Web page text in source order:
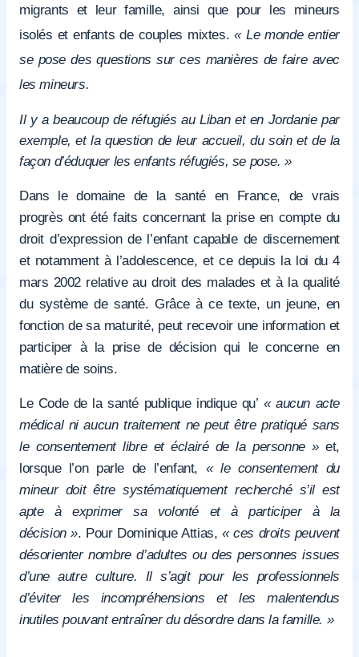
migrants et leur famille, ainsi que pour les mineurs
isolés et enfants de couples mixtes.« Le monde entier
se pose des questions sur ces manières de faire avec
les mineurs.
Il y a beaucoup de réfugiés au Liban et en Jordanie par
exemple, et la question de leur accueil, du soin et de la
façon d’éduquer les enfants réfugiés, se pose. »
Dans le domaine de la santé en France, de vrais
progrès ont été faits concernant la prise en compte du
droit d’expression de l’enfant capable de discernement
et notamment à l’adolescence, et ce depuis la loi du 4
mars 2002 relative au droit des malades et à la qualité
du système de santé. Grâce à ce texte, un jeune, en
fonction de sa maturité, peut recevoir une information et
participer à la prise de décision qui le concerne en
matière de soins.
Le Code de la santé publique indique qu’ « aucun acte
médical ni aucun traitement ne peut être pratiqué sans
le consentement libre et éclairé de la personne »et,
lorsque l’on parle de l’enfant, « le consentement du
mineur doit être systématiquement recherché s’il est
apte à exprimer sa volonté et à participer à la
décision ». Pour Dominique Attias, « ces droits peuvent
désorienter nombre d’adultes ou des personnes issues
d’une autre culture. Il s’agit pour les professionnels
d’éviter les incompréhensions et les malentendus
inutiles pouvant entraîner du désordre dans la famille. »